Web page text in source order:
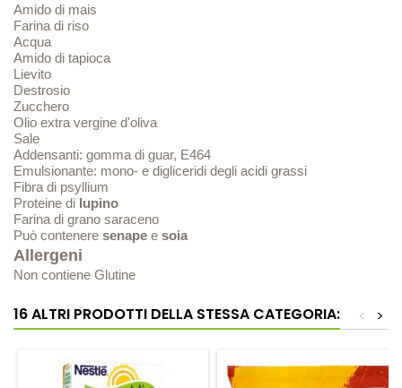
Amido di mais
Farina di riso
Acqua
Amido di tapioca
Lievito
Destrosio
Zucchero
Olio extra vergine d'oliva
Sale
Addensanti: gomma di guar, E464
Emulsionante: mono- e digliceridi degli acidi grassi
Fibra di psyllium
Proteine di lupino
Farina di grano saraceno
Può contenere senape e soia
Allergeni
Non contiene Glutine
16 ALTRI PRODOTTI DELLA STESSA CATEGORIA: >
<